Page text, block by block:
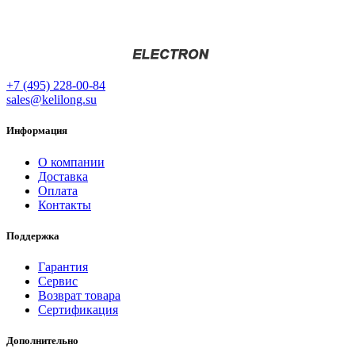
+7 (495) 228-00-84
sales@kelilong.su
Информация
О компании
Доставка
Оплата
Контакты
Поддержка
Гарантия
Сервис
Возврат товара
Сертификация
Дополнительно